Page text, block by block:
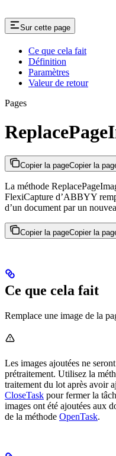
Sur cette page
Ce que cela fait
Définition
Paramètres
Valeur de retour
Pages
Copier la pageCopier la
La méthode
FlexiCapture d’ABBYY
d’un document par un
Copier la pageCopier la
Ce que cela fait
Remplace une image de la
Les images ajoutées ne
prétraitement. Utilisez la
traitement du lot après avoir
CloseTask pour fermer la
images ont été ajoutées aux
de la méthode OpenTask.